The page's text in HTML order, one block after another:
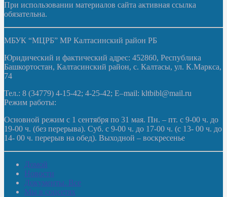
При использовании материалов сайта активная ссылка
обязательна.
МБУК “МЦРБ” МР Калтасинский район РБ
Юридический и фактический адрес: 452860, Республика
Башкортостан, Калтасинский район, с. Калтасы, ул. К.Маркса,
74
Тел.: 8 (34779) 4-15-42; 4-25-42; E–mail: kltbibl@mail.ru
Режим работы:
Основной режим с 1 сентября по 31 мая. Пн. – пт. с 9-00 ч. до
19-00 ч. (без перерыва). Суб. с 9-00 ч. до 17-00 ч. (с 13- 00 ч. до
14- 00 ч. перерыв на обед). Выходной – воскресенье
Домой
Новости
Документы. Все
Мы в соцсетях